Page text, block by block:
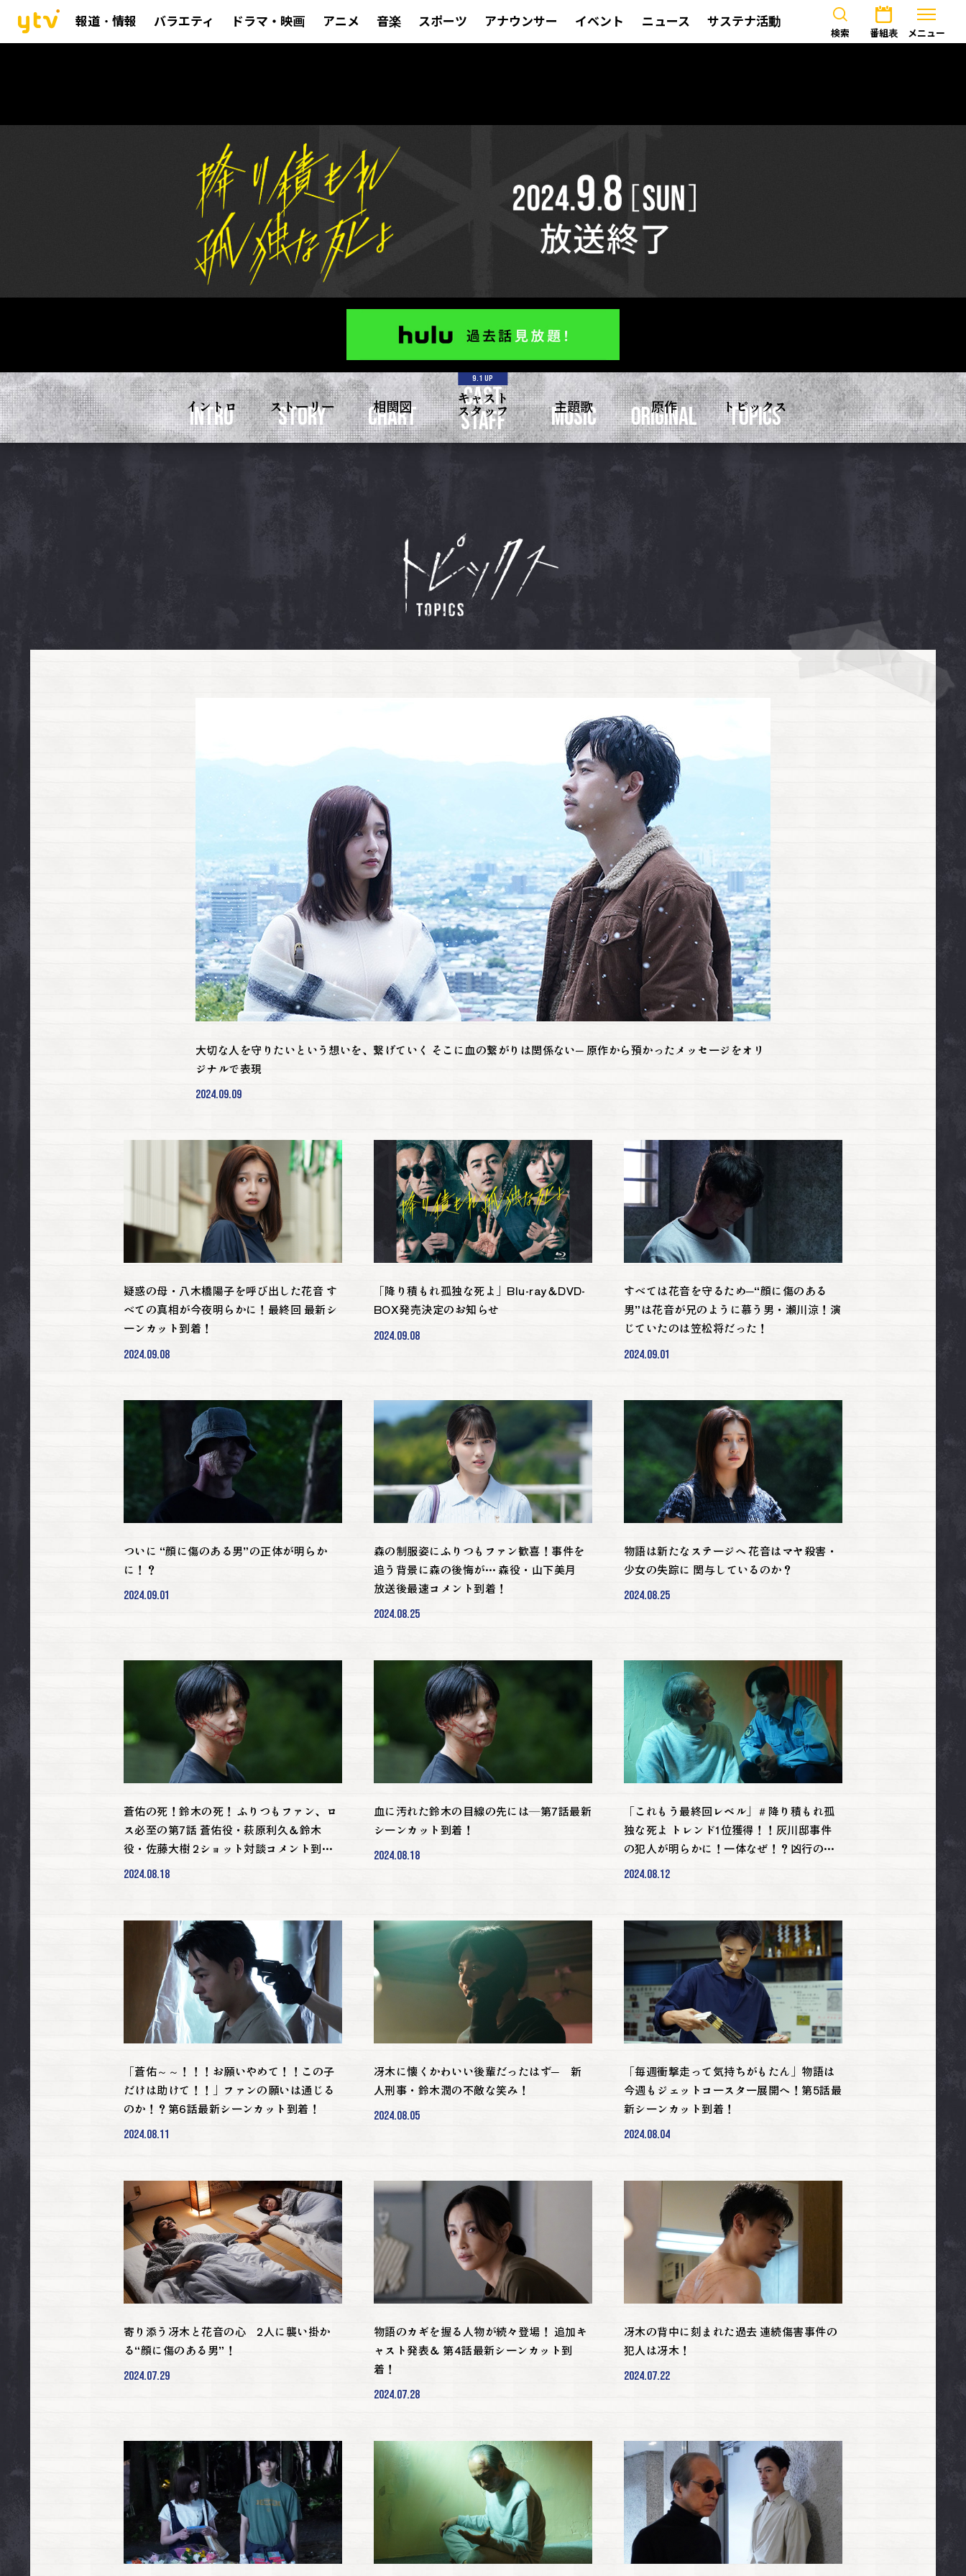
報道・情報 バラエティ ドラマ・映画 アニメ 音楽 スポーツ アナウンサー イベント ニュース サステナ活動
検索 番組表 メニュー
イントロ
intro ストーリー
STORY 相関図
CHART
9.1 UP
キャスト
スタッフ
CAST
STAFF
主題歌
MUSIC 原作
ORIGINAL トピックス
TOPICS
大切な人を守りたいという想いを、繋げていく そこに血の繋がりは関係ない─ 原作から預かったメッセージをオリ
ジナルで表現
2024.09.09
疑惑の母・八木橋陽子を呼び出した花音 す
べての真相が今夜明らかに！最終回 最新シ
ーンカット到着！
2024.09.08
「降り積もれ孤独な死よ」Blu-ray＆DVD-
BOX発売決定のお知らせ
2024.09.08
すべては花音を守るため─“顔に傷のある
男”は花音が兄のように慕う男・瀬川涼！演
じていたのは笠松将だった！
2024.09.01
ついに “顔に傷のある男”の正体が明らか
に！？
2024.09.01
森の制服姿にふりつもファン歓喜！事件を
追う背景に森の後悔が… 森役・山下美月
放送後最速コメント到着！
2024.08.25
物語は新たなステージへ 花音はマヤ殺害・
少女の失踪に 関与しているのか？
2024.08.25
蒼佑の死！鈴木の死！ ふりつもファン、ロ
ス必至の第7話 蒼佑役・萩原利久＆鈴木
役・佐藤大樹 2ショット対談コメント到
着！
2024.08.18
血に汚れた鈴木の目線の先には―第7話最新
シーンカット到着！
2024.08.18
「これもう最終回レベル」＃降り積もれ孤
独な死よ トレンド1位獲得！！灰川邸事件
の犯人が明らかに！一体なぜ！？凶行の悲
しき理由とは─
2024.08.12
「蒼佑～～！！！お願いやめて！！この子
だけは助けて！！」ファンの願いは通じる
のか！？第6話最新シーンカット到着！
2024.08.11
冴木に懐くかわいい後輩だったはず─ 新
人刑事・鈴木潤の不敵な笑み！
2024.08.05
「毎週衝撃走って気持ちがもたん」物語は
今週もジェットコースター展開へ！第5話最
新シーンカット到着！
2024.08.04
寄り添う冴木と花音の心 2人に襲い掛か
る“顔に傷のある男”！
2024.07.29
物語のカギを握る人物が続々登場！ 追加キ
ャスト発表＆ 第4話最新シーンカット到
着！
2024.07.28
冴木の背中に刻まれた過去 連続傷害事件の
犯人は冴木！
2024.07.22